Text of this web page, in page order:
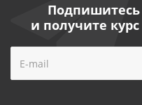
Подпишитесь
и получите